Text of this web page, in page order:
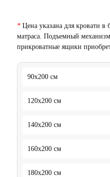
* Цена указана для кровати в
матраса. Подъемный
прикроватные ящики
90x200 см
120x200 см
140x200 см
160x200 см
180x200 см